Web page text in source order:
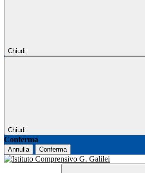
Chiudi
Chiudi
Conferma
Annulla Conferma